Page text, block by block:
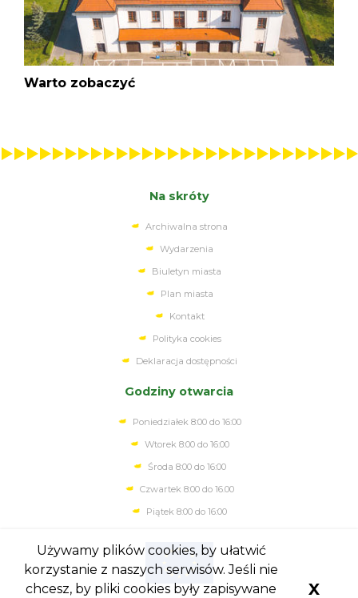
Warto zobaczyć
Na skróty
Archiwalna strona
Wydarzenia
Biuletyn miasta
Plan miasta
Kontakt
Polityka cookies
Deklaracja dostępności
Godziny otwarcia
Poniedziałek 8:00 do 16:00
Wtorek 8:00 do 16:00
Środa 8:00 do 16:00
Czwartek 8:00 do 16.00
Piątek 8:00 do 16:00
Używamy plików cookies, by ułatwić
korzystanie z naszych serwisów. Jeśli nie
chcesz, by pliki cookies były zapisywane
X